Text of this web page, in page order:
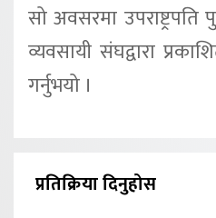
सो अवसरमा उपराष्ट्रपति
व्यवसायी संघद्वारा
गर्नुभयो ।
प्रतिक्रिया दिनुहोस